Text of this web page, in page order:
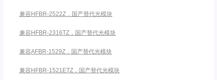
兼容HFBR-2522Z，国产替代光模块
兼容HFBR-2316TZ，国产替代光模块
兼容AFBR-1529Z，国产替代光模块
兼容HFBR-1521ETZ，国产替代光模块